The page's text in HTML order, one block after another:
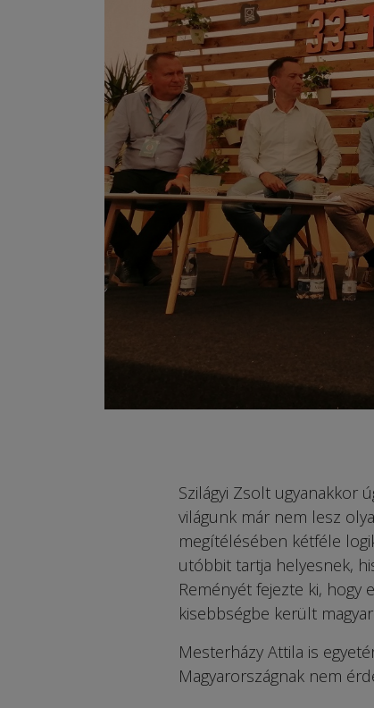
Szilágyi Zsolt ugyanakkor
világunk már nem lesz
megítélésében kétféle
utóbbit tartja helyesnek,
Reményét fejezte ki,
kisebbségbe került
Mesterházy Attila is
Magyarországnak nem